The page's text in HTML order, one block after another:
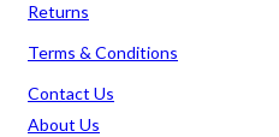
Returns
Terms & Conditions
Contact Us
About Us